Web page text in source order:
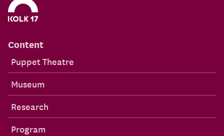
Content
Puppet Theatre
Museum
Research
Program